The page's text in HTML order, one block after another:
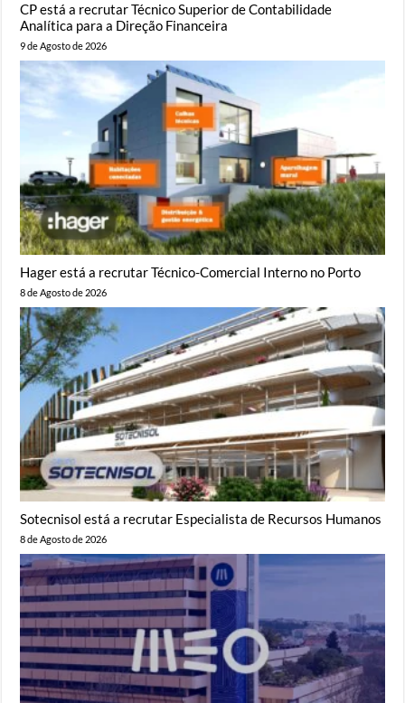
CP está a recrutar Técnico Superior de Contabilidade
Analítica para a Direção Financeira
9 de Agosto de 2026
Hager está a recrutar Técnico-Comercial Interno no Porto
8 de Agosto de 2026
Sotecnisol está a recrutar Especialista de Recursos Humanos
8 de Agosto de 2026